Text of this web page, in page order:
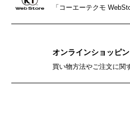
「コーエーテクモ
オンラインショッピ
買い物方法やご注文に関